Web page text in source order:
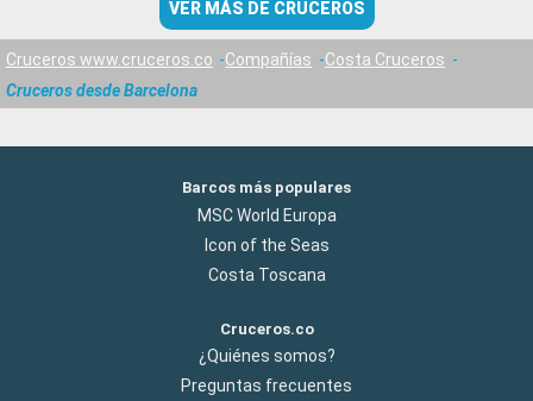
VER MÁS DE CRUCEROS
Cruceros www.cruceros.co Compañías
Costa Cruceros
Cruceros desde Barcelona
Barcos más populares
MSC World Europa
Icon of the Seas
Costa Toscana
Cruceros.co
¿Quiénes somos?
Preguntas frecuentes